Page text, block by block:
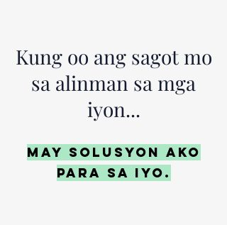
Kung oo ang sagot mo
sa alinman sa mga
iyon...
MAY SOLUSYON AKO
PARA SA IYO.